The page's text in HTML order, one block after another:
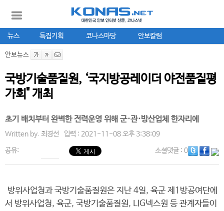
뉴스 특집기획 코나스마당 안보칼럼
안보뉴스
국방기술품질원, ‘국지방공레이더 야전품질평
가회" 개최
초기 배치부터 완벽한 전력운영 위해 군·관·방산업체 한자리에
Written by. 최경선 입력 : 2021-11-08 오후 3:38:09
공유: 소셜댓글: 0
방위사업청과 국방기술품질원은 지난 4일, 육군 제1방공여단에
서 방위사업청, 육군, 국방기술품질원, LIG넥스원 등 관계자들이